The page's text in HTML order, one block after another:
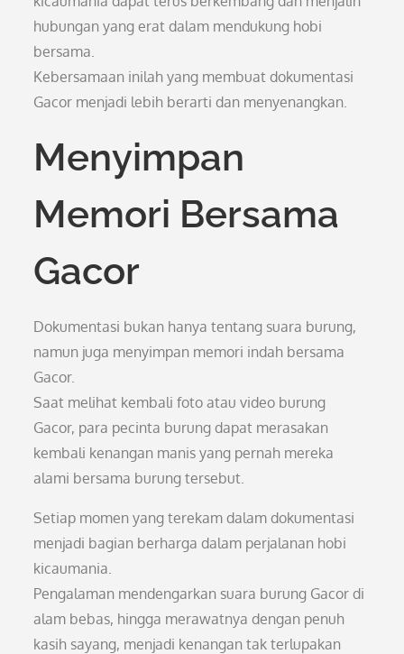
hubungan yang erat dalam mendukung hobi
bersama.
Kebersamaan inilah yang membuat dokumentasi
Gacor menjadi lebih berarti dan menyenangkan.
Menyimpan
Memori Bersama
Gacor
Dokumentasi bukan hanya tentang suara burung,
namun juga menyimpan memori indah bersama
Gacor.
Saat melihat kembali foto atau video burung
Gacor, para pecinta burung dapat merasakan
kembali kenangan manis yang pernah mereka
alami bersama burung tersebut.
Setiap momen yang terekam dalam dokumentasi
menjadi bagian berharga dalam perjalanan hobi
kicaumania.
Pengalaman mendengarkan suara burung Gacor di
alam bebas, hingga merawatnya dengan penuh
kasih sayang, menjadi kenangan tak terlupakan